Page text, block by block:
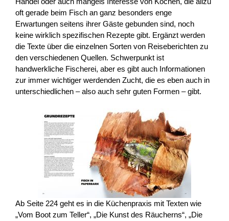
oft gerade beim Fisch an ganz besonders enge
Erwartungen seitens ihrer Gäste gebunden sind, noch
keine wirklich spezifischen Rezepte gibt. Ergänzt werden
die Texte über die einzelnen Sorten von Reiseberichten zu
den verschiedenen Quellen. Schwerpunkt ist
handwerkliche Fischerei, aber es gibt auch Informationen
zur immer wichtiger werdenden Zucht, die es eben auch in
unterschiedlichen – also auch sehr guten Formen – gibt.
Ab Seite 224 geht es in die Küchenpraxis mit Texten wie
„Vom Boot zum Teller“, „Die Kunst des Räucherns“, „Die